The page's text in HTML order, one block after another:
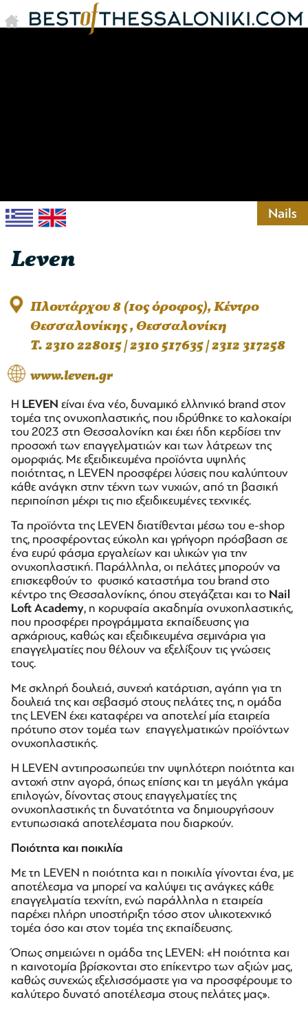
Nails
Leven
Πλουτάρχου 8 (1ος όροφος), Κέντρο
Θεσσαλονίκης , Θεσσαλονίκη
T. 2310 228015 | 2310 517635 | 2312 317258
www.leven.gr
Η LEVEN είναι ένα νέο, δυναμικό ελληνικό brand στον
τομέα της ονυχοπλαστικής, που ιδρύθηκε το καλοκαίρι
του 2023 στη Θεσσαλονίκη και έχει ήδη κερδίσει την
προσοχή των επαγγελματιών και των λάτρεων της
ομορφιάς. Με εξειδικευμένα προϊόντα υψηλής
ποιότητας, η LEVEN προσφέρει λύσεις που καλύπτουν
κάθε ανάγκη στην τέχνη των νυχιών, από τη βασική
περιποίηση μέχρι τις πιο εξειδικευμένες τεχνικές.
Τα προϊόντα της LEVEN διατίθενται μέσω του e-shop
της, προσφέροντας εύκολη και γρήγορη πρόσβαση σε
ένα ευρύ φάσμα εργαλείων και υλικών για την
ονυχοπλαστική. Παράλληλα, οι πελάτες μπορούν να
επισκεφθούν το φυσικό καταστήμα του brand στο
κέντρο της Θεσσαλονίκης, όπου στεγάζεται και το Nail
Loft Academy, η κορυφαία ακαδημία ονυχοπλαστικής,
που προσφέρει προγράμματα εκπαίδευσης για
αρχάριους, καθώς και εξειδικευμένα σεμινάρια για
επαγγελματίες που θέλουν να εξελίξουν τις γνώσεις
τους.
Με σκληρή δουλειά, συνεχή κατάρτιση, αγάπη για τη
δουλειά της και σεβασμό στους πελάτες της, η ομάδα
της LEVEN έχει καταφέρει να αποτελεί μία εταιρεία
πρότυπο στον τομέα των επαγγελματικών προϊόντων
ονυχοπλαστικής.
Η LEVEN αντιπροσωπεύει την υψηλότερη ποιότητα και
αντοχή στην αγορά, όπως επίσης και τη μεγάλη γκάμα
επιλογών, δίνοντας στους επαγγελματίες της
ονυχοπλαστικής τη δυνατότητα να δημιουργήσουν
εντυπωσιακά αποτελέσματα που διαρκούν.
Ποιότητα και ποικιλία
Με τη LEVEN η ποιότητα και η ποικιλία γίνονται ένα, με
αποτέλεσμα να μπορεί να καλύψει τις ανάγκες κάθε
επαγγελματία τεχνίτη, ενώ παράλληλα η εταιρεία
παρέχει πλήρη υποστήριξη τόσο στον υλικοτεχνικό
τομέα όσο και στον τομέα της εκπαίδευσης.
Όπως σημειώνει η ομάδα της LEVEN: «Η ποιότητα και
η καινοτομία βρίσκονται στο επίκεντρο των αξιών μας,
καθώς συνεχώς εξελισσόμαστε για να προσφέρουμε το
καλύτερο δυνατό αποτέλεσμα στους πελάτες μας».